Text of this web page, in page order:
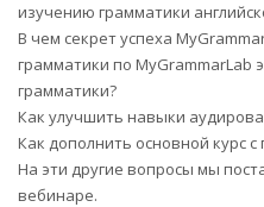
изучению грамматики
В чем секрет успеха
грамматики по MyGrammarLab
грамматики?
Как улучшить навыки
Как дополнить основной курс
На эти другие вопросы мы
вебинаре.